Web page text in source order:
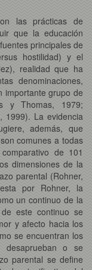
las prácticas de
que la educación
principales de
hostilidad) y el
realidad que ha
denominaciones,
importante grupo de
y Thomas, 1979;
1999). La evidencia
además, que
comunes a todas
de 101
dimensiones de la
parental (Rohner,
por Rohner, la
un continuo de la
este continuo se
y afecto hacia los
se encuentran los
desaprueban o se
parental se define